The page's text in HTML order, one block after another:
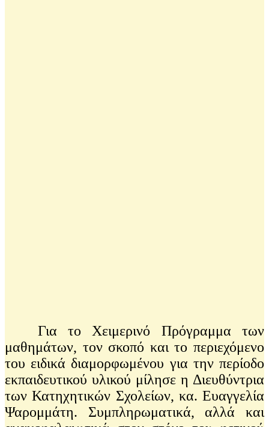
Για το Χειμερινό Πρόγραμμα των
μαθημάτων, τον σκοπό και το περιεχόμενο
του ειδικά διαμορφωμένου για την περίοδο
εκπαιδευτικού υλικού μίλησε η Διευθύντρια
των Κατηχητικών Σχολείων, κα. Ευαγγελία
Ψαρομμάτη. Συμπληρωματικά, αλλά και